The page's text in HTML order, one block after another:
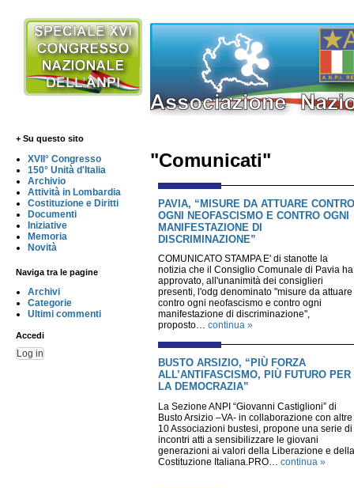
+ Su questo sito
XVII° Congresso
150° Unità d'Italia
Archivio
Attività in Lombardia
Costituzione e Diritti
Documenti
Iniziative
Memoria
Novità
Naviga tra le pagine
Archivi
Categorie
Ultimi commenti
Accedi
Log in
"Comunicati"
PAVIA, “MISURE DA ATTUARE CONTRO
OGNI NEOFASCISMO E CONTRO OGNI
MANIFESTAZIONE DI
DISCRIMINAZIONE”
COMUNICATO STAMPA E' di stanotte la
notizia che il Consiglio Comunale di Pavia ha
approvato, all'unanimità dei consiglieri
presenti, l'odg denominato "misure da attuare
contro ogni neofascismo e contro ogni
manifestazione di discriminazione",
proposto… continua »
BUSTO ARSIZIO, “PIÙ FORZA
ALL’ANTIFASCISMO, PIÙ FUTURO PER
LA DEMOCRAZIA”
La Sezione ANPI “Giovanni Castiglioni” di
Busto Arsizio –VA- in collaborazione con altre
10 Associazioni bustesi, propone una serie di
incontri atti a sensibilizzare le giovani
generazioni ai valori della Liberazione e della
Costituzione Italiana.PRO… continua »